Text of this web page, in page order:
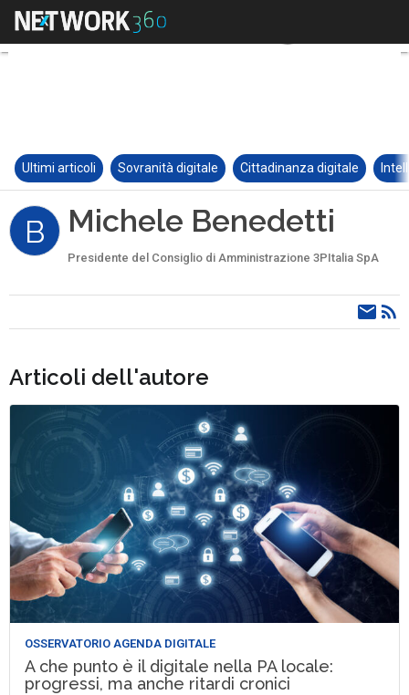
Ultimi articoli Sovranità digitale Cittadinanza digitale
B Michele Benedetti
Presidente del Consiglio di Amministrazione 3PItalia SpA
Articoli dell'autore
OSSERVATORIO AGENDA DIGITALE
A che punto è il digitale nella PA locale:
progressi, ma anche ritardi cronici